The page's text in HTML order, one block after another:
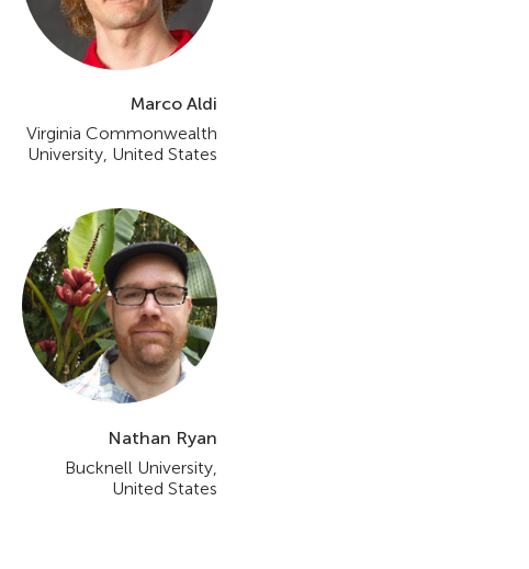
Marco Aldi
Virginia Commonwealth
University, United States
Nathan Ryan
Bucknell University,
United States